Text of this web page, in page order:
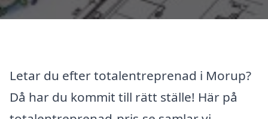
Letar du efter totalentreprenad i Morup?
Då har du kommit till rätt ställe! Här på